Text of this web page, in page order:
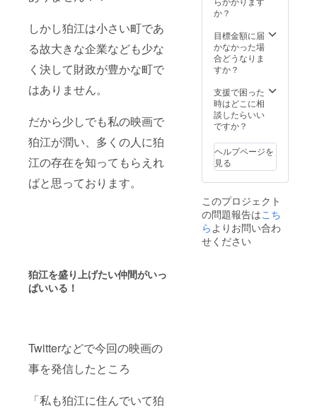
しかし狛江は小さい町であ
る故大きな企業なども少な
く決して財政が豊かな町で
はありません。
だから少しでも私の映画で
狛江が潤い、多くの人に狛
江の存在を知ってもらえれ
ばと思っております。
狛江を盛り上げたい仲間がいっ
ぱいいる！
Twitterなどで今回の映画の
事を発信したところ
「私も狛江に住んでいて狛
飲み会へご招待
会費用は自己負
担とさせていた
だきます） 場所
は狛江市内で検
程・場所に関し
ては、決まり次
第ご報告しま
す。
か？
目標金額に届
かなかった場
合どうなりま
すか？
支援で困った
時はどこに相
談したらいい
ですか？
ヘルプページを
見る
このプロジェクト
の問題報告はこち
ら よりお問い合わ
せください